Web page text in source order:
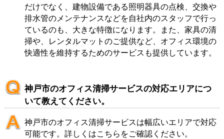
だけでなく、建物設備である照明器具の点検、交換や
排水管のメンテナンスなどを自社内のスタッフで行っ
ているのも、大きな特徴になります。また、家具の清
掃や、レンタルマットのご提供など、オフィス環境の
快適性を維持するためのサービスも提供しています。
神戸市のオフィス清掃サービスの対応エリアにつ
いて教えてください。
神戸市のオフィス清掃サービスは幅広いエリアで対応
可能です。詳しくはこちら をご確認ください。